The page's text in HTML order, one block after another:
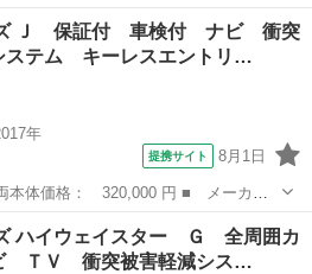
ズ ■ グレード名： Ｘ ＥＴＣ 全
ランスソナー 衝突被害軽減システ
ズ Ｊ 保証付 車検付 ナビ 衝突
ステム キーレスエントリ…
年
提携サイト 8月1日
ズ ■ グレード名： Ｊ 保証付 車
ム キーレスエントリー 電動格納
ハイウェイスター Ｇ 全周囲カ
ＴＶ 衝突被害軽減シス…